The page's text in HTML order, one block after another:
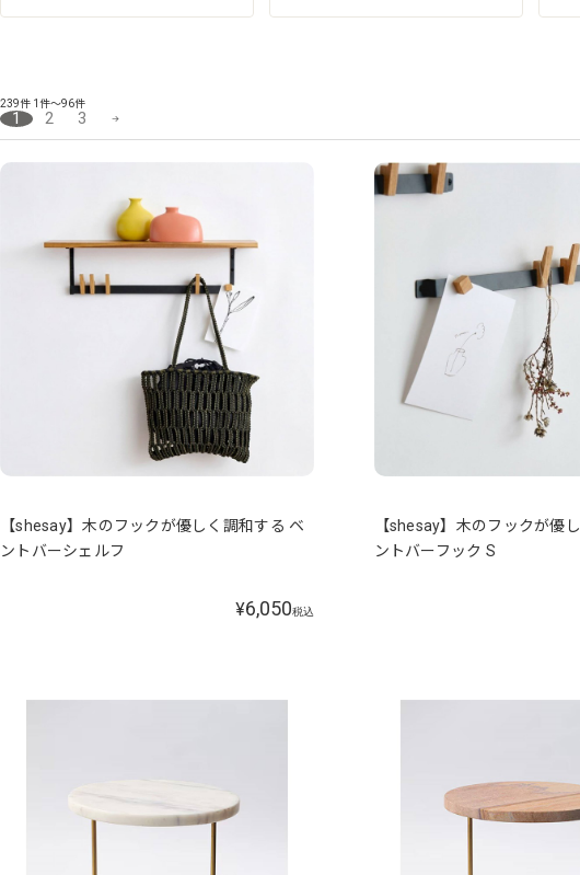
239件 1件～96件
1 2 3
【shesay】木のフックが優しく調和する ベ
ントバーシェルフ
¥6,050税込
【shesay】木のフックが優
ントバーフック S